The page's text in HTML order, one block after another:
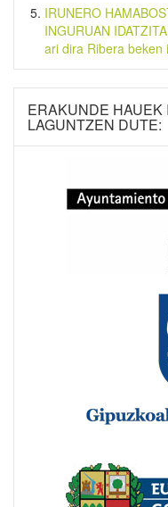
IRUNERO
INGURUAN
ari dira Ribera beken
ERAKUNDE
LAGUNTZEN DUTE: